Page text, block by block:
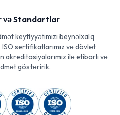
Standartlar
keyfiyyətimizi beynəlxalq
sertifikatlarımız və dövlət
akreditasiyalarımız ilə etibarlı və
göstəririk.